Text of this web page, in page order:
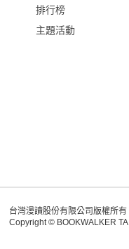
排行榜
主題活動
台灣漫讀股份有限公司版權所
Copyright © BOOKWALKER